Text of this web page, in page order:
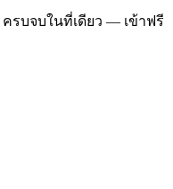
รบจบในที่เดียว — เข้าฟรี